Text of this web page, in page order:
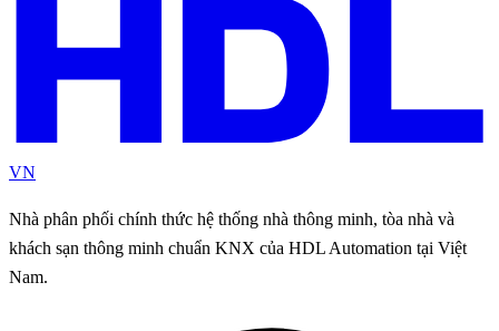
VN
Nhà phân phối chính thức hệ thống nhà thông minh, tòa nhà và
khách sạn thông minh chuẩn KNX của HDL Automation tại Việt
Nam.